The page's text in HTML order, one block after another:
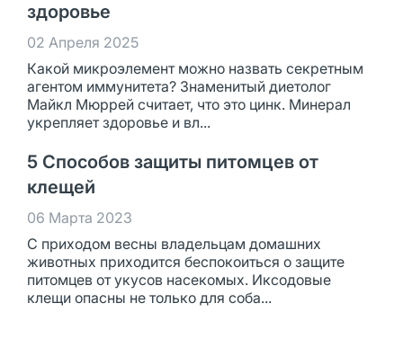
здоровье
02 Апреля 2025
Какой микроэлемент можно назвать секретным
агентом иммунитета? Знаменитый диетолог
Майкл Мюррей считает, что это цинк. Минерал
укрепляет здоровье и вл...
5 Способов защиты питомцев от
клещей
06 Марта 2023
С приходом весны владельцам домашних
животных приходится беспокоиться о защите
питомцев от укусов насекомых. Иксодовые
клещи опасны не только для соба...